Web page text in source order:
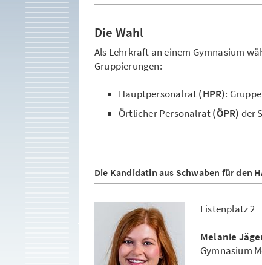
Die Wahl
Als Lehrkraft an einem Gymnasium
Gruppierungen:
Hauptpersonalrat(HPR):
Örtlicher Personalrat(ÖPR) der
Die Kandidatin aus Schwaben für den
Listenplatz 2
Melanie
Gymnasium